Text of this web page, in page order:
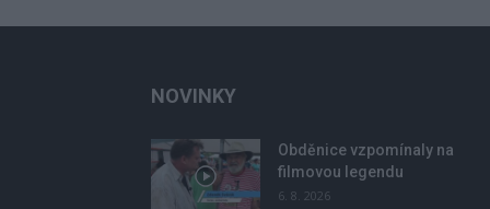
NOVINKY
Obděnice vzpomínaly na
filmovou legendu
6. 8. 2026